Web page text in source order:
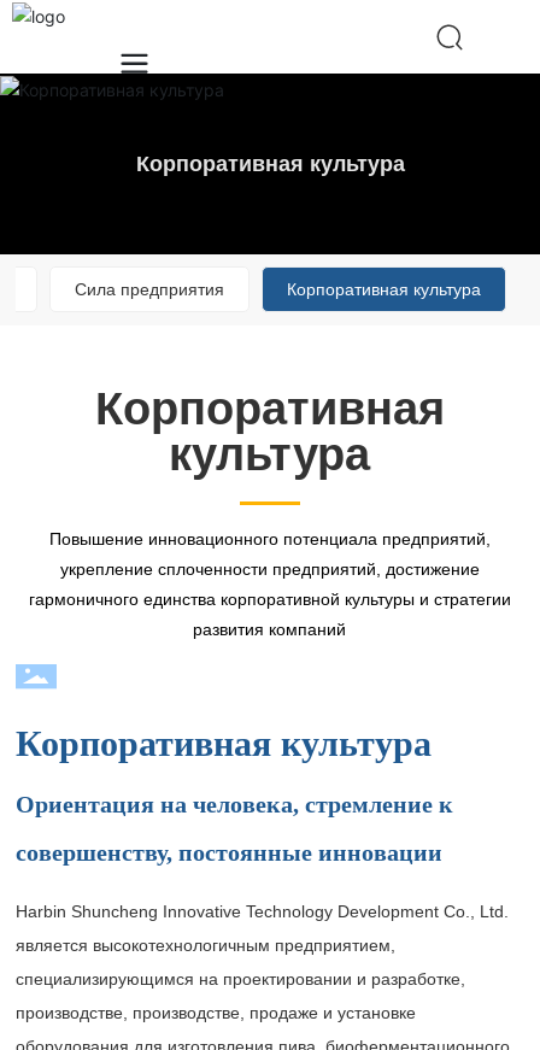
Корпоративная культура
Сила предприятия Корпоративная культура
Корпоративная
культура
Повышение инновационного потенциала предприятий,
укрепление сплоченности предприятий, достижение
гармоничного единства корпоративной культуры и стратегии
развития компаний
Корпоративная культура
Ориентация на человека, стремление к
совершенству, постоянные инновации
Harbin Shuncheng Innovative Technology Development Co., Ltd.
является высокотехнологичным предприятием,
специализирующимся на проектировании и разработке,
производстве, производстве, продаже и установке